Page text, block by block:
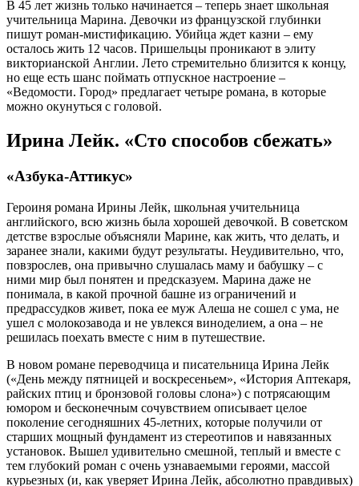
В 45 лет жизнь только начинается – теперь знает школьная
учительница Марина. Девочки из французской глубинки
пишут роман-мистификацию. Убийца ждет казни – ему
осталось жить 12 часов. Пришельцы проникают в элиту
викторианской Англии. Лето стремительно близится к концу,
но еще есть шанс поймать отпускное настроение –
«Ведомости. Город» предлагает четыре романа, в которые
можно окунуться с головой.
Ирина Лейк. «Сто способов сбежать»
«Азбука-Аттикус»
Героиня романа Ирины Лейк, школьная учительница
английского, всю жизнь была хорошей девочкой. В советском
детстве взрослые объясняли Марине, как жить, что делать, и
заранее знали, какими будут результаты. Неудивительно, что,
повзрослев, она привычно слушалась маму и бабушку – с
ними мир был понятен и предсказуем. Марина даже не
понимала, в какой прочной башне из ограничений и
предрассудков живет, пока ее муж Алеша не сошел с ума, не
ушел с молокозавода и не увлекся виноделием, а она – не
решилась поехать вместе с ним в путешествие.
В новом романе переводчица и писательница Ирина Лейк
(«День между пятницей и воскресеньем», «История Аптекаря,
райских птиц и бронзовой головы слона») с потрясающим
юмором и бесконечным сочувствием описывает целое
поколение сегодняшних 45-летних, которые получили от
старших мощный фундамент из стереотипов и навязанных
установок. Вышел удивительно смешной, теплый и вместе с
тем глубокий роман с очень узнаваемыми героями, массой
курьезных (и, как уверяет Ирина Лейк, абсолютно правдивых)